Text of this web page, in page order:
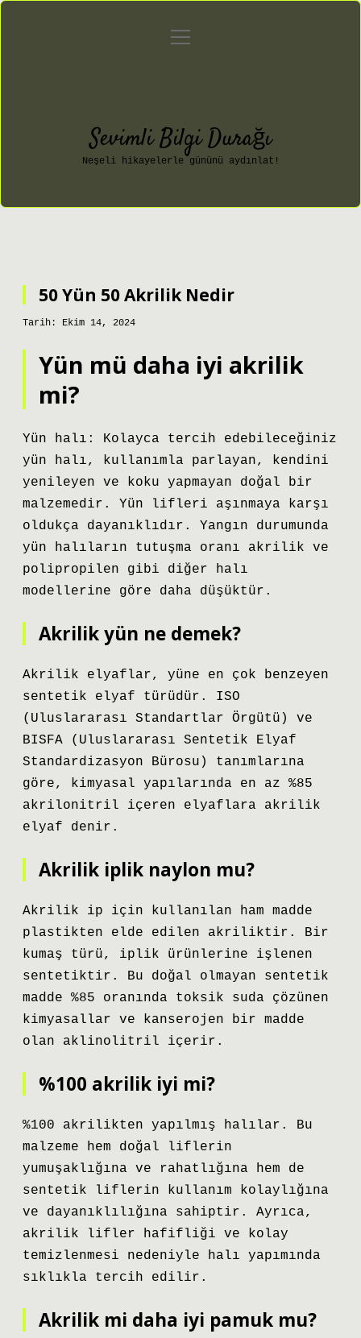
Gizlilik Politikası
menüyü
Sevimli Bilgi Durağı
Neşeli hikayelerle gününü aydınlat!
50 Yün 50 Akrilik Nedir
Tarih: Ekim 14, 2024
Yün mü daha iyi akrilik
mi?
Yün halı: Kolayca tercih edebileceğiniz
yün halı, kullanımla parlayan, kendini
yenileyen ve koku yapmayan doğal bir
malzemedir. Yün lifleri aşınmaya karşı
oldukça dayanıklıdır. Yangın durumunda
yün halıların tutuşma oranı akrilik ve
polipropilen gibi diğer halı
modellerine göre daha düşüktür.
Akrilik yün ne demek?
Akrilik elyaflar, yüne en çok benzeyen
sentetik elyaf türüdür. ISO
(Uluslararası Standartlar Örgütü) ve
BISFA (Uluslararası Sentetik Elyaf
Standardizasyon Bürosu) tanımlarına
göre, kimyasal yapılarında en az %85
akrilonitril içeren elyaflara akrilik
elyaf denir.
Akrilik iplik naylon mu?
Akrilik ip için kullanılan ham madde
plastikten elde edilen akriliktir. Bir
kumaş türü, iplik ürünlerine işlenen
sentetiktir. Bu doğal olmayan sentetik
madde %85 oranında toksik suda çözünen
kimyasallar ve kanserojen bir madde
olan aklinolitril içerir.
%100 akrilik iyi mi?
%100 akrilikten yapılmış halılar. Bu
malzeme hem doğal liflerin
yumuşaklığına ve rahatlığına hem de
sentetik liflerin kullanım kolaylığına
ve dayanıklılığına sahiptir. Ayrıca,
akrilik lifler hafifliği ve kolay
temizlenmesi nedeniyle halı yapımında
sıklıkla tercih edilir.
Akrilik mi daha iyi pamuk mu?